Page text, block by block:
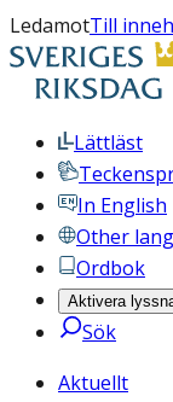
LedamotTill
Lättläst
In English
Other
Ordbok
Aktivera
Sök
Aktuellt